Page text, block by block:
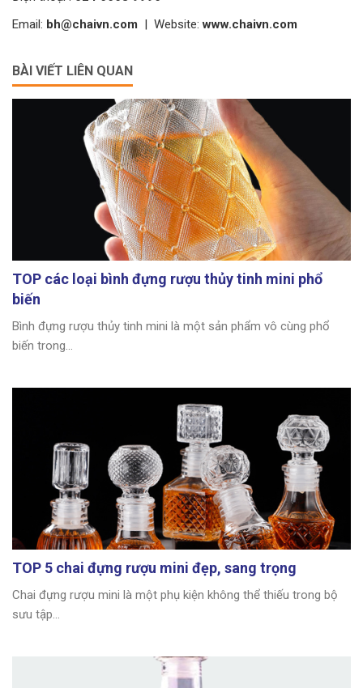
Email: bh@chaivn.com | Website:www.chaivn.com
BÀI VIẾT LIÊN QUAN
TOP các loại bình đựng rượu thủy tinh mini phổ
biến
Bình đựng rượu thủy tinh mini là một sản phẩm vô cùng phổ
biến trong...
TOP 5 chai đựng rượu mini đẹp, sang trọng
Chai đựng rượu mini là một phụ kiện không thể thiếu trong bộ
sưu tập...